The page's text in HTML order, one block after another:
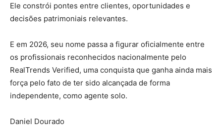
Ele constrói pontes entre clientes, oportunidades e
decisões patrimoniais relevantes.
E em 2026, seu nome passa a figurar oficialmente entre
os profissionais reconhecidos nacionalmente pelo
RealTrends Verified, uma conquista que ganha ainda mais
força pelo fato de ter sido alcançada de forma
independente, como agente solo.
Daniel Dourado